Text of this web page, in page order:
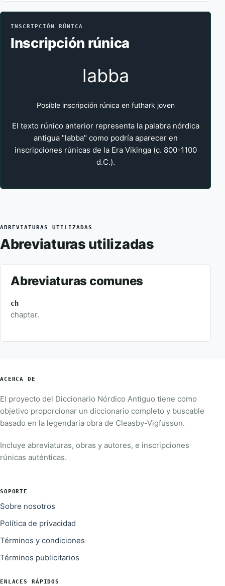
INSCRIPCIÓN RÚNICA
Inscripción rúnica
labba
Posible inscripción rúnica en futhark joven
El texto rúnico anterior representa la palabra nórdica
antigua "labba" como podría aparecer en
inscripciones rúnicas de la Era Vikinga (c. 800-1100
d.C.).
ABREVIATURAS UTILIZADAS
Abreviaturas utilizadas
Abreviaturas comunes
ch
chapter.
ACERCA DE
El proyecto del Diccionario Nórdico Antiguo tiene como
objetivo proporcionar un diccionario completo y buscable
basado en la legendaria obra de Cleasby-Vigfusson.
Incluye abreviaturas, obras y autores, e inscripciones
rúnicas auténticas.
SOPORTE
Sobre nosotros
Política de privacidad
Términos y condiciones
Términos publicitarios
ENLACES RÁPIDOS